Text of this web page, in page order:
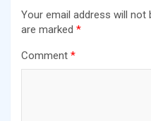
Your email address will not
are marked *
Comment *